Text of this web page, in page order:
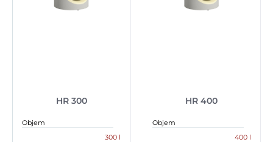
HR 300
Objem
300 l
HR 400
Objem
400 l